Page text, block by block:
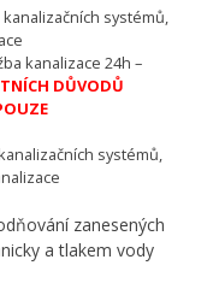
systémů,
kanalizace 24h –
DŮVODŮ
systémů,
zanesených
a tlakem vody